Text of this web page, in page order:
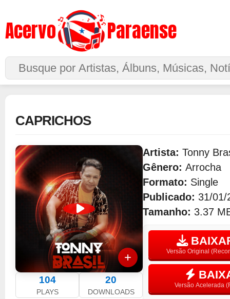
Acervo Paraense
Buscar no Site
CAPRICHOS
104
PLAYS
20
DOWNLOADS
Artista: Tonny
Gênero: Arrocha
Formato: Single
Publicado: 31/01/
Tamanho: 3.37
Versão Original
Versão Acelerada